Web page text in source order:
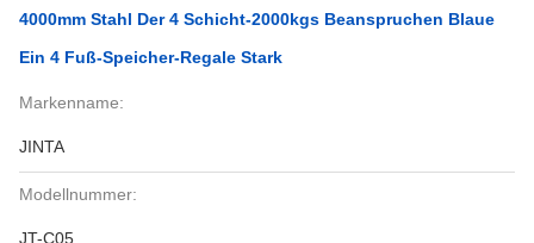
4000mm Stahl Der 4 Schicht-2000kgs Beanspruchen Blaue
Ein 4 Fuß-Speicher-Regale Stark
Markenname:
JINTA
Modellnummer:
JT-C05